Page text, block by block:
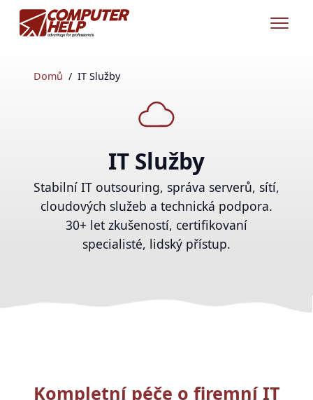
Domů IT Služby
IT Služby
Stabilní IT outsouring, správa serverů, sítí,
cloudových služeb a technická podpora.
30+ let zkušeností, certifikovaní
specialisté, lidský přístup.
Kompletní péče o firemní IT